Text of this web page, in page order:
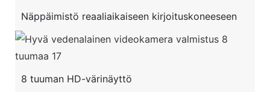
Näppäimistö reaaliaikaiseen kirjoituskoneeseen
8 tuuman HD-värinäyttö